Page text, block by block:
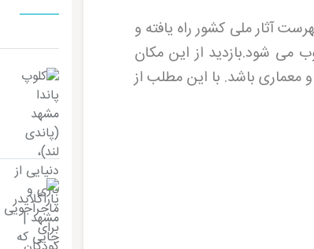
آثار ملی کشور راه یافته و
می شود.بازدید از این مکان
معماری باشد. با این مطلب از